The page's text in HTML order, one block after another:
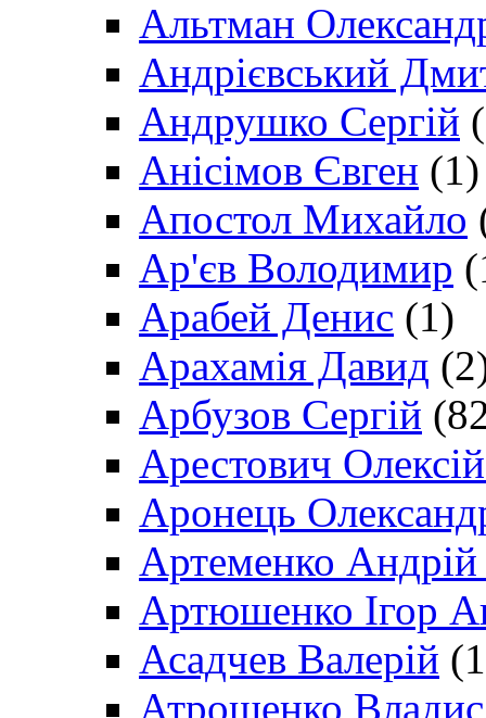
Альтман
Андрієвський
Андрушко Сергій
Анісімов Євген (1)
Апостол Михайло
Ар'єв Володимир
Арабей Денис (1)
Арахамія Давид
Арбузов Сергій
Арестович
Аронець
Артеменко Андрій
Артюшенко Ігор
Асадчев Валерій
Атрошенко